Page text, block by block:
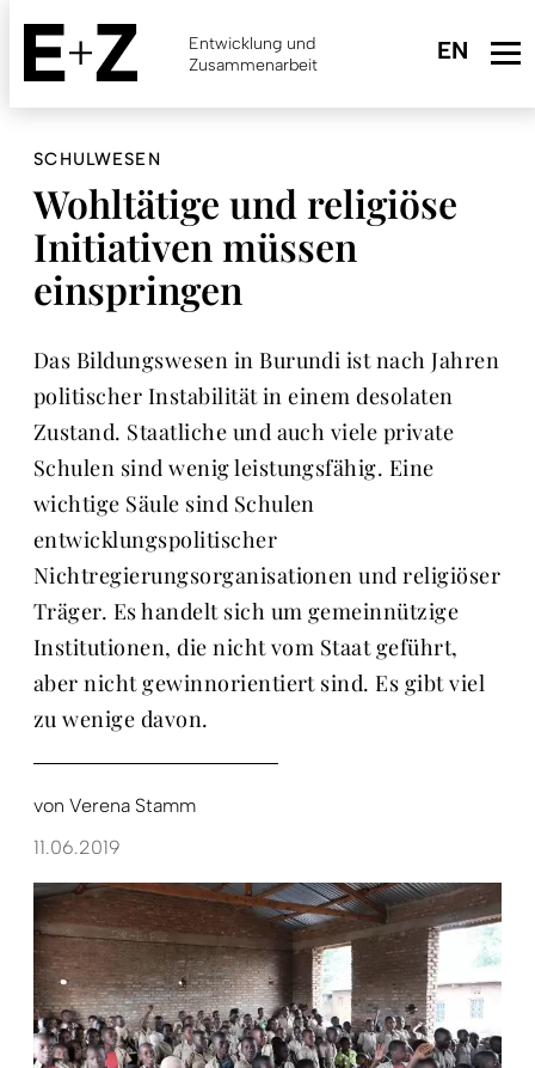
Skip
main
content
Entwicklung und
Zusammenarbeit
SCHULWESEN
Wohltätige und religiöse
Initiativen müssen
einspringen
Das Bildungswesen in Burundi ist nach Jahren
politischer Instabilität in einem desolaten
Zustand. Staatliche und auch viele private
Schulen sind wenig leistungsfähig. Eine
wichtige Säule sind Schulen
entwicklungspolitischer
Nichtregierungsorganisationen und religiöser
Träger. Es handelt sich um gemeinnützige
Institutionen, die nicht vom Staat geführt,
aber nicht gewinnorientiert sind. Es gibt viel
zu wenige davon.
von Verena Stamm
11.06.2019